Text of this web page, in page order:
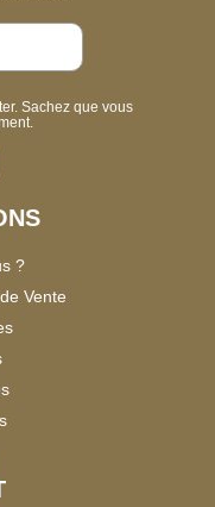
Sachez que vous
?
Vente